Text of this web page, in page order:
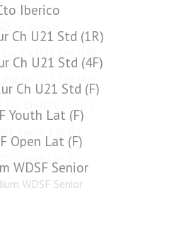
Iberico
Ch U21 Std (1R)
Ch U21 Std (4F)
Ch U21 Std (F)
Youth Lat (F)
Open Lat (F)
WDSF Senior